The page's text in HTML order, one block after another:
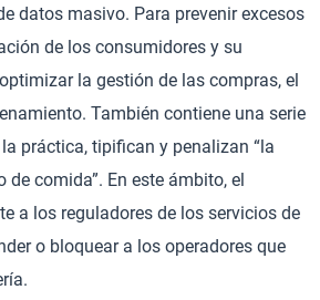
datos masivo. Para prevenir excesos
de los consumidores y su
la gestión de las compras, el
También contiene una serie
práctica, tipifican y penalizan “la
de comida”. En este ámbito, el
a los reguladores de los servicios de
o bloquear a los operadores que